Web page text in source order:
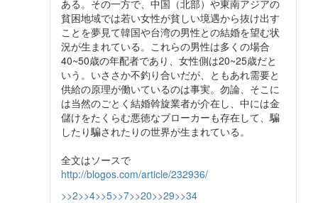
ある。その一方で、中国（北部）や東南アジアの
貧困地域では若い女性が貧しい境遇から抜け出す
ことを夢見て韓国や台湾の男性との結婚を望む状
況が生まれている。これらの男性は多くの場合
40~50歳の年配者であり、女性側は20~25歳だと
いう。いささか不釣り合いだが、ともあれ需要と
供給の原理が働いているのは事実。勿論、そこに
は当然のごとく結婚斡旋業者が介在し、中には金
儲けをたくらむ悪徳なブローカーも存在して、騙
したり騙されたりの世界が生まれている。
全文はソースで
http://blogos.com/article/232936/
>>2>>4>>5>>7>>20>>29>>34